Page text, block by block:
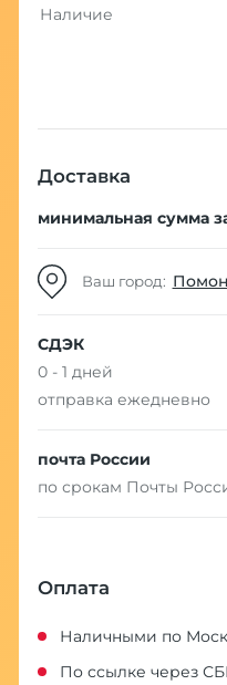
Наличие
Доставка
минимальная сумма
Ваш город:
СДЭК
0 - 1 дней
отправка ежедневно
почта России
по срокам Почты
Оплата
Наличными по
По ссылке через